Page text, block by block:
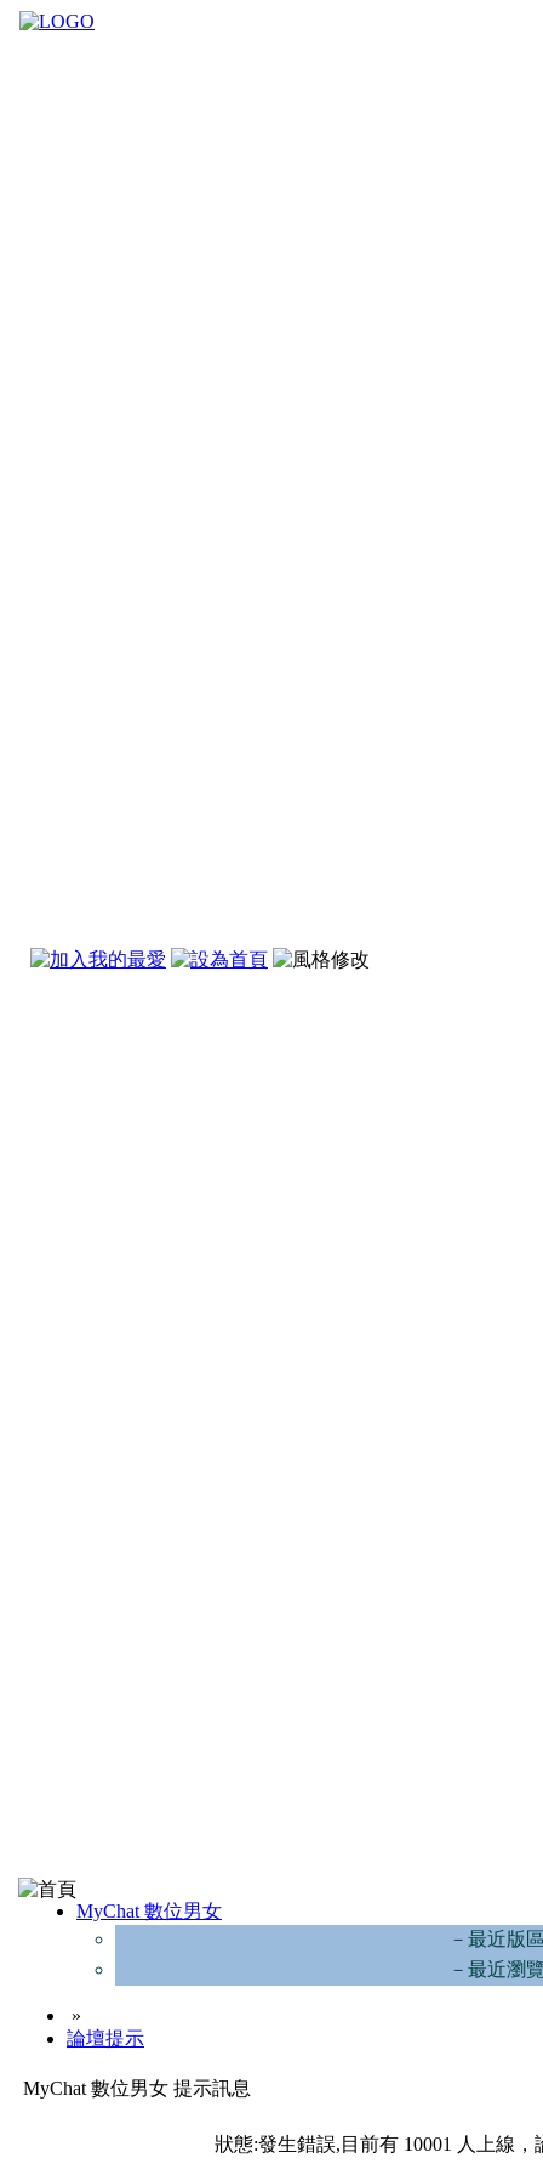
MyChat 數位男女
－最近版
－最近瀏
»
論壇提示
MyChat 數位男女 提示訊息
狀態:發生錯誤,目前有 10001 人上線